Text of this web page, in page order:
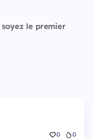
le premier
0 0